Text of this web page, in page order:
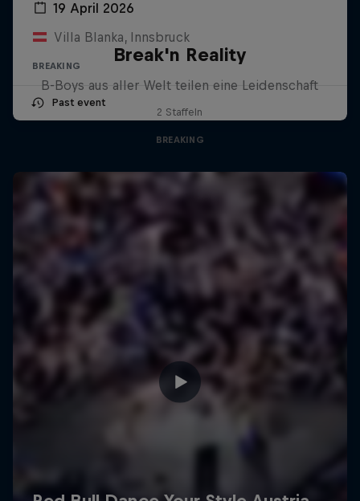
19 April 2026
Villa Blanka, Innsbruck
BREAKING
Past event
Break'n Reality
B-Boys aus aller Welt teilen eine Leidenschaft
2 Staffeln
BREAKING